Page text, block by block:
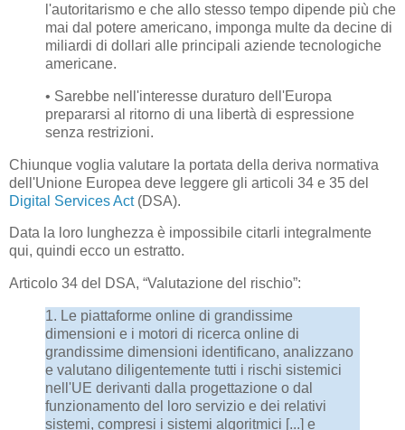
l'autoritarismo e che allo stesso tempo dipende più che
mai dal potere americano, imponga multe da decine di
miliardi di dollari alle principali aziende tecnologiche
americane.
• Sarebbe nell'interesse duraturo dell'Europa
prepararsi al ritorno di una libertà di espressione
senza restrizioni.
Chiunque voglia valutare la portata della deriva normativa
dell'Unione Europea deve leggere gli articoli 34 e 35 del
Digital Services Act(DSA).
Data la loro lunghezza è impossibile citarli integralmente
qui, quindi ecco un estratto.
Articolo 34 del DSA, “Valutazione del rischio”:
1. Le piattaforme online di grandissime
dimensioni e i motori di ricerca online di
grandissime dimensioni identificano, analizzano
e valutano diligentemente tutti i rischi sistemici
nell'UE derivanti dalla progettazione o dal
funzionamento del loro servizio e dei relativi
sistemi, compresi i sistemi algoritmici [...] e